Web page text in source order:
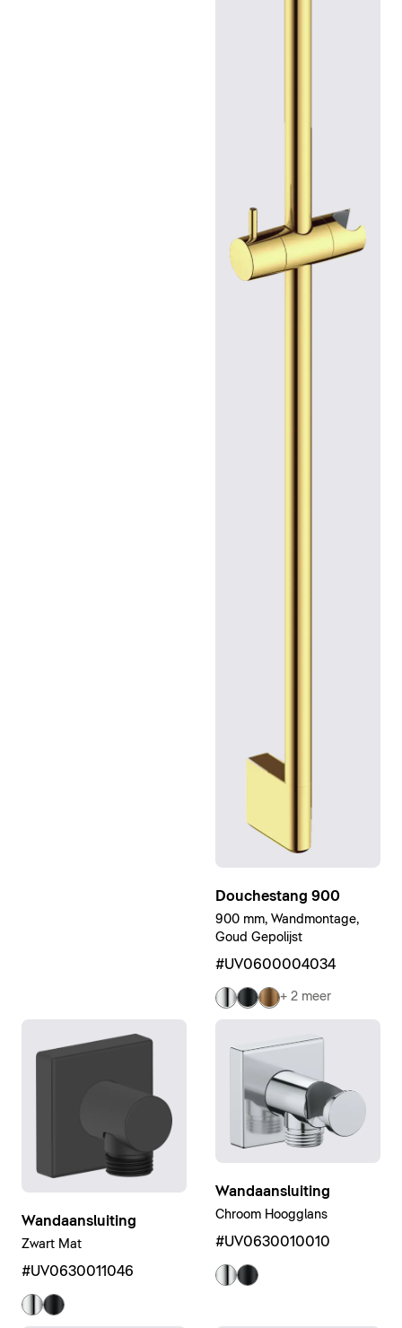
Douchestang 900
900 mm, Wandmontage,
Goud Gepolijst
#UV0600004034
+ 2 meer
Wandaansluiting
Zwart Mat
#UV0630011046
Wandaansluiting
Chroom Hoogglans
#UV0630010010